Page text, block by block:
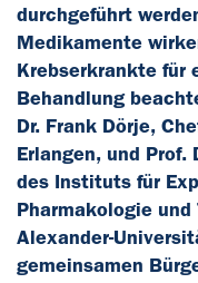
durchgeführt
Medikamente
Krebserkrankte für
Behandlung
Dr. Frank Dörje,
Erlangen, und Prof.
des Instituts für
Pharmakologie
Alexander-
gemeinsamen